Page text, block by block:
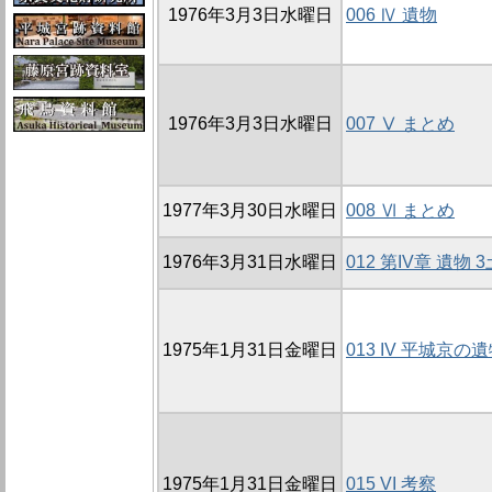
1976年3月3日水曜日 006 Ⅳ 遺物
1976年3月3日水曜日 007 Ⅴ まとめ
1977年3月30日水曜日 008 Ⅵ まとめ
1976年3月31日水曜日 012 第IV章 遺物 3
1975年1月31日金曜日 013 IV 平城京の遺
1975年1月31日金曜日 015 VI 考察